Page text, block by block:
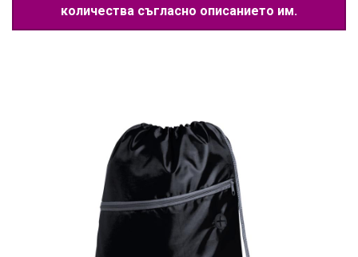
количества съгласно описанието им.